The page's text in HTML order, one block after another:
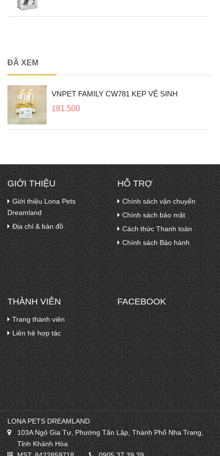
ĐÃ XEM
VNPET FAMILY CW781 KẸP VỆ SINH
181.500
GIỚI THIỆU
Giới thiệu Lona Pets
Dreamland
Địa chỉ & bản đồ
HỖ TRỢ
Chính sách vận chuyển
Chính sách bảo mật
Cách thức Thanh toán
Chính sách Bảo hành
THÀNH VIÊN
Trang thành viên
Liên hệ hợp tác
FACEBOOK
LONA PETS DREAMLAND
103A Ngô Gia Tự, Phường Tân Lập, Thành Phố Nha Trang,
Tỉnh Khánh Hòa